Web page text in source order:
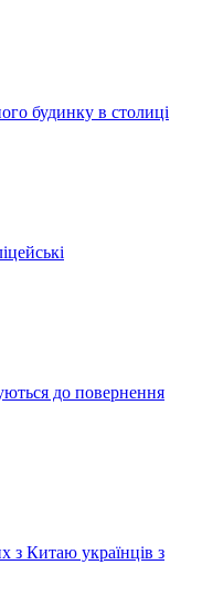
будинку в столиці
до повернення
з Китаю українців з